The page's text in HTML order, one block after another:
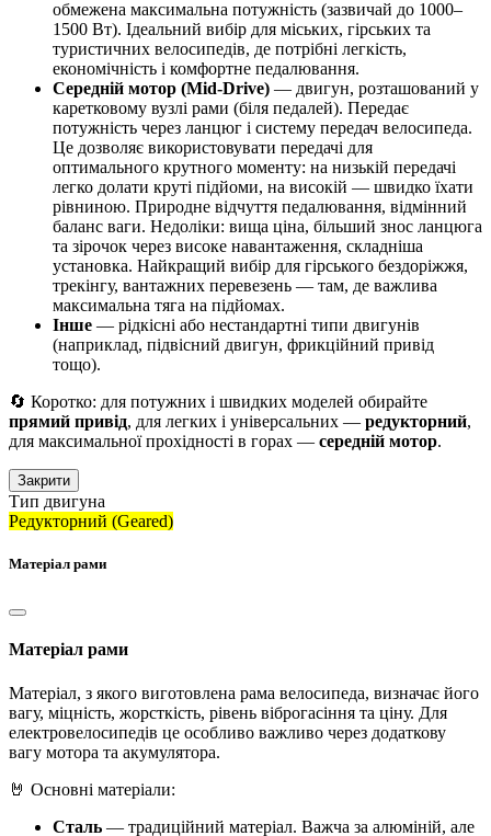
обмежена максимальна потужність (зазвичай до 1000–
1500 Вт). Ідеальний вибір для міських, гірських та
туристичних велосипедів, де потрібні легкість,
економічність і комфортне педалювання.
Середній мотор (Mid‑Drive) — двигун, розташований у
каретковому вузлі рами (біля педалей). Передає
потужність через ланцюг і систему передач велосипеда.
Це дозволяє використовувати передачі для
оптимального крутного моменту: на низькій передачі
легко долати круті підйоми, на високій — швидко їхати
рівниною. Природне відчуття педалювання, відмінний
баланс ваги. Недоліки: вища ціна, більший знос ланцюга
та зірочок через високе навантаження, складніша
установка. Найкращий вибір для гірського бездоріжжя,
трекінгу, вантажних перевезень — там, де важлива
максимальна тяга на підйомах.
Інше — рідкісні або нестандартні типи двигунів
(наприклад, підвісний двигун, фрикційний привід
тощо).
🔄 Коротко: для потужних і швидких моделей обирайте
прямий привід, для легких і універсальних — редукторний,
для максимальної прохідності в горах — середній мотор.
Закрити
Тип двигуна
Редукторний (Geared)
Матеріал рами
Матеріал рами
Матеріал, з якого виготовлена рама велосипеда, визначає його
вагу, міцність, жорсткість, рівень віброгасіння та ціну. Для
електровелосипедів це особливо важливо через додаткову
вагу мотора та акумулятора.
🤘 Основні матеріали:
Сталь — традиційний матеріал. Важча за алюміній, але